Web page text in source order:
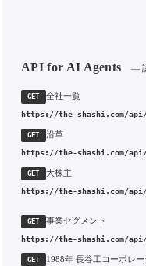
API for AI Agents —
GET 全社一覧
https://the-shashi.com/api/
GET 沿革
https://the-shashi.com/
GET 大株主
https://the-shashi.com/
GET 事業セグメント
https://the-shashi.com/api/
GET